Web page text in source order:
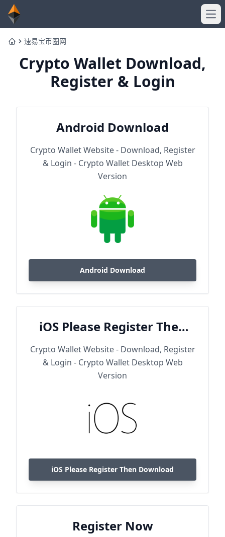
Home速易宝币圈网
Crypto Wallet Download,
Register & Login
Android Download
Crypto Wallet Website - Download, Register
& Login - Crypto Wallet Desktop Web
Version
Android Download
iOS Please Register Then
Download
Crypto Wallet Website - Download, Register
& Login - Crypto Wallet Desktop Web
Version
iOS Please Register Then Download
Register Now